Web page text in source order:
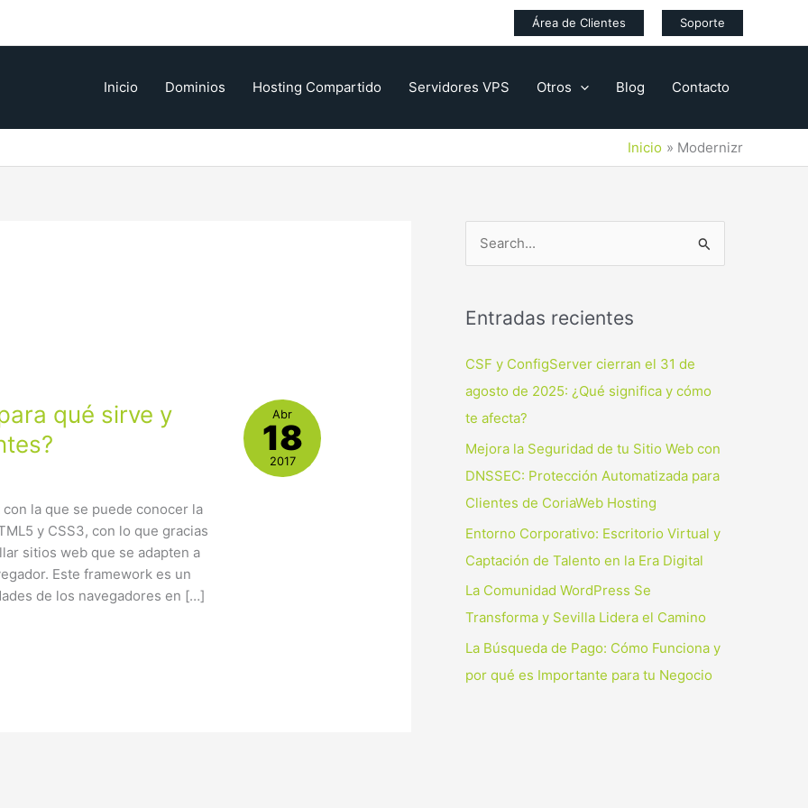
Área de Clientes Soporte
Inicio Dominios Hosting Compartido Servidores VPS Otros Blog Contacto
Inicio Modernizr
qué sirve y
la que se puede conocer la
y CSS3, con lo que gracias
sitios web que se adapten a
Este framework es un
de los navegadores en […]
Abr
18
2017
c
a
p
Entradas recientes
CSF y ConfigServer cierran el 31 de
agosto de 2025: ¿Qué significa y cómo
te afecta?
Mejora la Seguridad de tu Sitio Web con
DNSSEC: Protección Automatizada para
Clientes de CoriaWeb Hosting
Entorno Corporativo: Escritorio Virtual y
Captación de Talento en la Era Digital
La Comunidad WordPress Se
Transforma y Sevilla Lidera el Camino
La Búsqueda de Pago: Cómo Funciona y
por qué es Importante para tu Negocio